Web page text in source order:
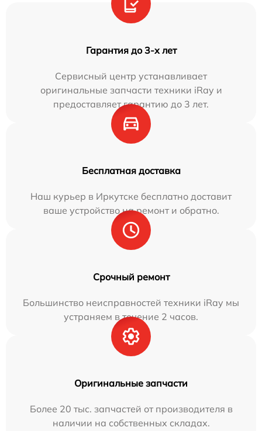
Гарантия до 3-х лет
Сервисный центр устанавливает
оригинальные запчасти техники iRay и
предоставляет гарантию до 3 лет.
Бесплатная доставка
Наш курьер в Иркутске бесплатно доставит
ваше устройство на ремонт и обратно.
Срочный ремонт
Большинство неисправностей техники iRay мы
устраняем в течение 2 часов.
Оригинальные запчасти
Более 20 тыс. запчастей от производителя в
наличии на собственных складах.